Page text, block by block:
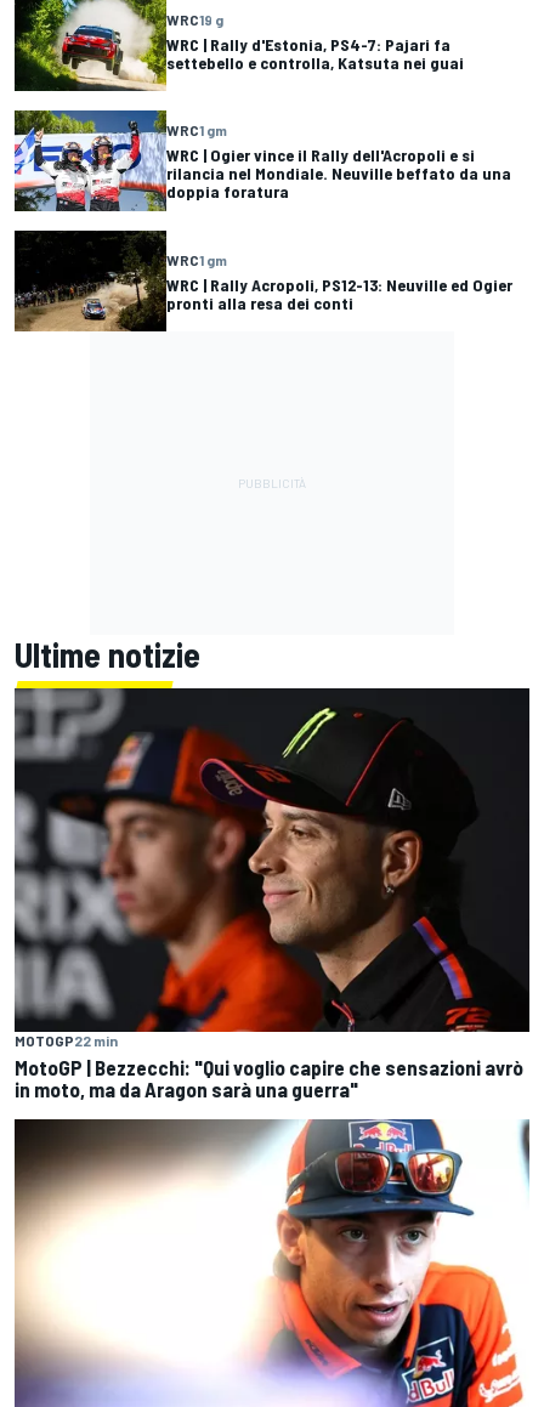
WRC19 g
WRC | Rally d'Estonia, PS4-7: Pajari fa
settebello e controlla, Katsuta nei guai
WRC1 gm
WRC | Ogier vince il Rally dell'Acropoli e si
rilancia nel Mondiale. Neuville beffato da una
doppia foratura
WRC1 gm
WRC | Rally Acropoli, PS12-13: Neuville ed Ogier
pronti alla resa dei conti
Ultime notizie
MOTOGP22 min
MotoGP | Bezzecchi: "Qui voglio capire che sensazioni avrò
in moto, ma da Aragon sarà una guerra"